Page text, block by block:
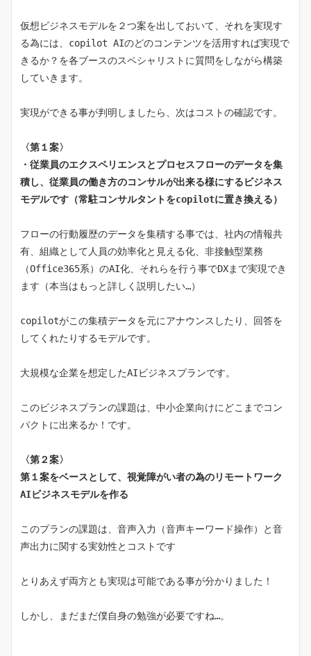
仮想ビジネスモデルを２つ案を出しておいて、それを実現す
る為には、copilot AIのどのコンテンツを活用すれば実現で
きるか？を各ブースのスペシャリストに質問をしながら構築
していきます。
実現ができる事が判明しましたら、次はコストの確認です。
〈第１案〉
・従業員のエクスペリエンスとプロセスフローのデータを集
積し、従業員の働き方のコンサルが出来る様にするビジネス
モデルです（常駐コンサルタントをcopilotに置き換える）
フローの行動履歴のデータを集積する事では、社内の情報共
有、組織として人員の効率化と見える化、非接触型業務
（Office365系）のAI化、それらを行う事でDXまで実現でき
ます（本当はもっと詳しく説明したい…）
copilotがこの集積データを元にアナウンスしたり、回答を
してくれたりするモデルです。
大規模な企業を想定したAIビジネスプランです。
このビジネスプランの課題は、中小企業向けにどこまでコン
パクトに出来るか！です。
〈第２案〉
第１案をベースとして、視覚障がい者の為のリモートワーク
AIビジネスモデルを作る
このプランの課題は、音声入力（音声キーワード操作）と音
声出力に関する実効性とコストです
とりあえず両方とも実現は可能である事が分かりました！
しかし、まだまだ僕自身の勉強が必要ですね…。